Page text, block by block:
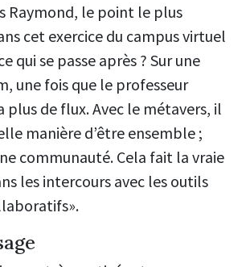
Raymond, le point le plus
cet exercice du campus virtuel
qui se passe après ? Sur une
une fois que le professeur
plus de flux. Avec le métavers, il
manière d’être ensemble ;
communauté. Cela fait la vraie
les intercours avec les outils